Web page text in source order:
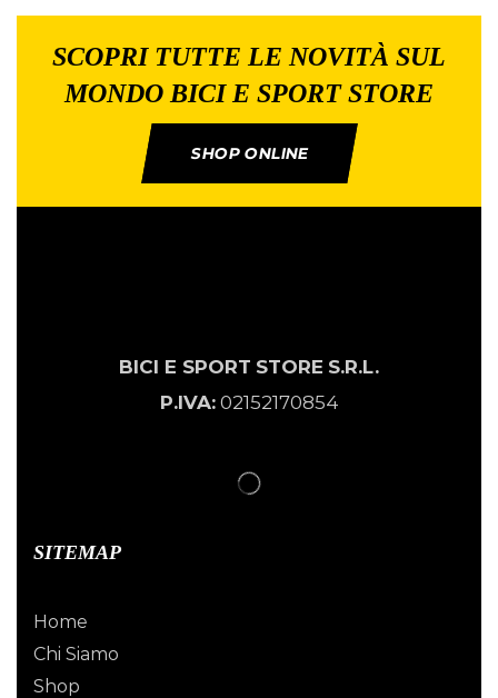
SCOPRI TUTTE LE NOVITÀ SUL
MONDO BICI E SPORT STORE
SHOP ONLINE
BICI E SPORT STORE S.R.L.
P.IVA:02152170854
SITEMAP
Home
Chi Siamo
Shop